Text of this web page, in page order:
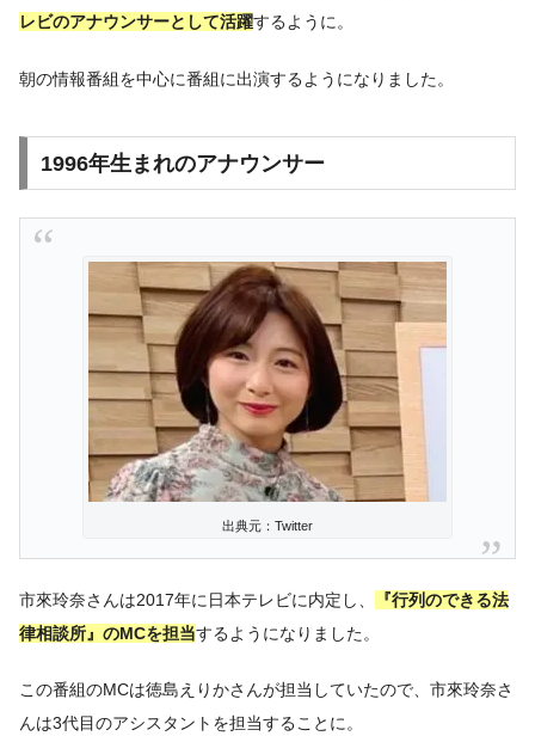
レビのアナウンサーとして活躍するように。
朝の情報番組を中心に番組に出演するようになりました。
1996年生まれのアナウンサー
出典元：Twitter
市來玲奈さんは2017年に日本テレビに内定し、
『行列のできる法
律相談所』のMCを担当するようになりました。
この番組のMCは徳島えりかさんが担当していたので、市來玲奈さ
んは3代目のアシスタントを担当することに。